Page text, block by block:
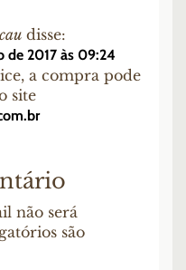
disse:
de 2017 às 09:24
a compra pode
site
não será
são